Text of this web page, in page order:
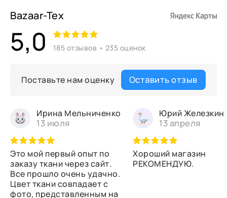
Bazaar-Tex
5,0 185 отзывов • 235 оценок
Поставьте нам оценку Оставить отзыв
Ирина Мельниченко
13 июля
Это мой первый опыт по
заказу ткани через сайт.
Все прошло очень удачно.
Цвет ткани совпадает с
фото, представленным на
Юрий Железкин
13 апреля
Хороший магазин
РЕКОМЕНДУЮ.